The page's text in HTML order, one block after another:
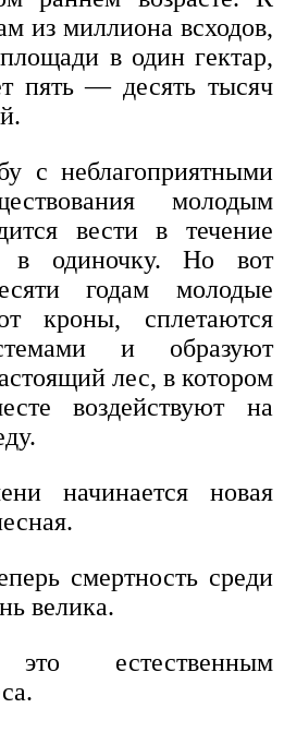
из миллиона всходов,
в один гектар,
пять — десять тысяч
с неблагоприятными
молодым
вести в течение
в одиночку. Но вот
годам молодые
кроны, сплетаются
и образуют
лес, в котором
воздействуют на
начинается новая
смертность среди
велика.
это естественным